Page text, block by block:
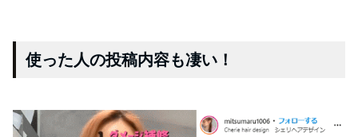
使った人の投稿内容も凄い！